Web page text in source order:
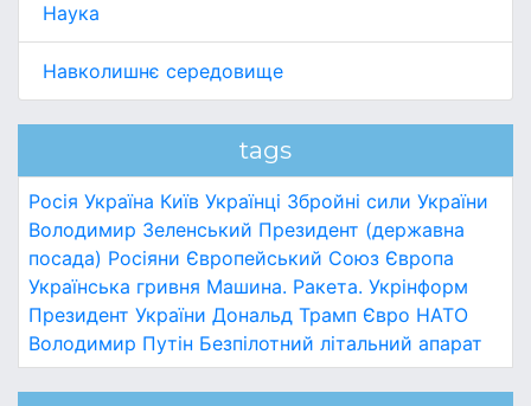
Наука
Навколишнє середовище
tags
Росія Україна Київ Українці Збройні сили України
Володимир Зеленський Президент (державна
посада) Росіяни Європейський Союз Європа
Українська гривня Машина. Ракета. Укрінформ
Президент України Дональд Трамп Євро НАТО
Володимир Путін Безпілотний літальний апарат